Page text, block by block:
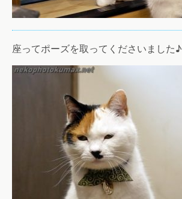
座ってポーズを取ってくださいました♪